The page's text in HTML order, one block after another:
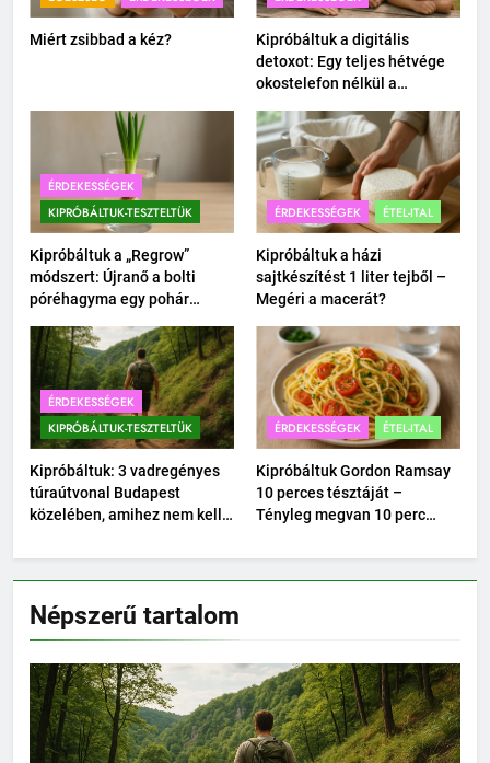
Miért zsibbad a kéz?
Kipróbáltuk a digitális
detoxot: Egy teljes hétvége
okostelefon nélkül a
ÉRDEKESSÉGEK
KIPRÓBÁLTUK-TESZTELTÜK
Kipróbáltuk a „Regrow”
módszert: Újranő a bolti
póréhagyma egy pohár
ÉRDEKESSÉGEK ÉTEL-ITAL
Kipróbáltuk a házi
sajtkészítést 1 liter tejből –
Megéri a macerát?
ÉRDEKESSÉGEK
KIPRÓBÁLTUK-TESZTELTÜK
Kipróbáltuk: 3 vadregényes
túraútvonal Budapest
közelében, amihez nem kell
ÉRDEKESSÉGEK ÉTEL-ITAL
Kipróbáltuk Gordon Ramsay
10 perces tésztáját –
Tényleg megvan 10 perc
Népszerű tartalom